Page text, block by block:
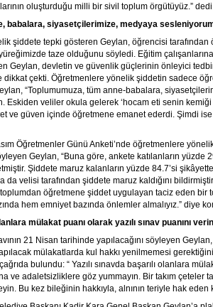
oluşturduğu milli bir sivil toplum örgütüyüz.”
babalara, siyasetçilerimize, medyaya
şiddete tepki gösteren Geylan, öğrencisi
taze olduğunu söyledi. Eğitim
Geylan, devletin ve güvenlik güçlerinin önleyici
dikkat çekti. Öğretmenlere yönelik şiddetin sadece
“Toplumumuza, tüm anne-babalara,
Eskiden veliler okula gelerek ‘hocam eti senin kemiği
ve güven içinde öğretmene emanet ederdi. Şimdi
Öğretmenler Günü Anketi’nde öğretmenlere
Geylan, “Buna göre, ankete katılanların yüzde
Şiddete maruz kalanların yüzde 84.7’si
velisi tarafından şiddete maruz kaldığını
öğretmene şiddet uygulayan taciz eden bir
hem emniyet bazında önlemler almalıyız.” diye
mülakat puanı olarak yazılı sınav puanını
21 Nisan tarihinde yapılacağını söyleyen
mülakatlarda kul hakkı yenilmemesi
bulundu: “ Yazılı sınavda başarılı olanlara
ve adaletsizliklere göz yummayın. Bir takım çeteler
Bu kez bileğinin hakkıyla, alnının teriyle hak eden